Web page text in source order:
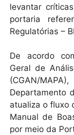
levantar
portaria
Regulatórias –
De acordo
Geral de
(CGAN/
Departamento
atualiza o fluxo
Manual de
por meio da